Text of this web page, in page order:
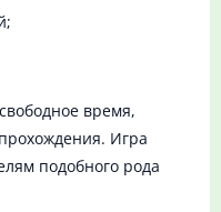
время,
Игра
подобного рода